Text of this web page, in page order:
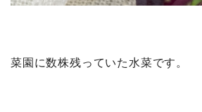
菜園に数株残っていた水菜です。